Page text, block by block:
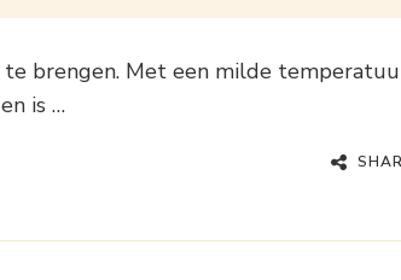
te brengen. Met een milde
is …